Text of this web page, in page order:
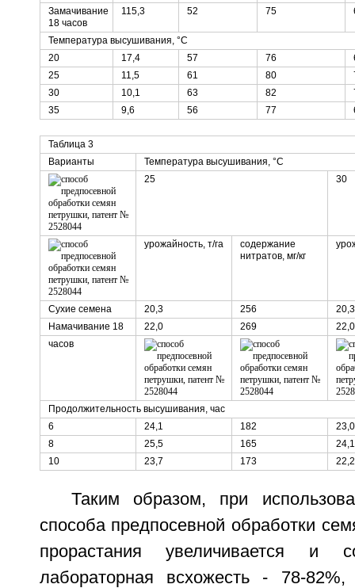
Замачивание
18 часов
115,3 52 75
Температура высушивания, °С
20
17,4 57 76
25
11,5 61 80
30
10,1 63 82
35
9,6 56 77
Таблица 3
Варианты
Температура высушивания, °С
25
30
урожайность, т/га
содержание
нитратов, мг/кг
Сухие семена 20,3 256
20,3
Намачивание 18
22,0 269
22,0
часов
Продолжительность высушивания, час
6
24,1 182
23,0
8
25,5 165
24,1
10
23,7 173 22,2
Таким образом, при
способа предпосевной обработки
прорастания увеличивается и
лабораторная всхожесть - 78-